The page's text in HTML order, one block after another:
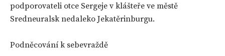
podporovateli otce Sergeje v klášteře ve městě
Sredneuralsk nedaleko Jekatěrinburgu.
Podněcování k sebevraždě